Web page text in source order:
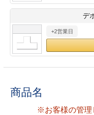
ード印刷
印刷
形マル型
印刷
14
15 16 17
25
28
29 30
デ
+2営業日
商品名
※お客様の管理